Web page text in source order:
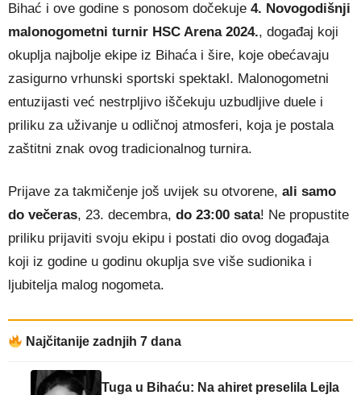
Bihać i ove godine s ponosom dočekuje 4. Novogodišnji
malonogometni turnir HSC Arena 2024., događaj koji
okuplja najbolje ekipe iz Bihaća i šire, koje obećavaju
zasigurno vrhunski sportski spektakl. Malonogometni
entuzijasti već nestrpljivo iščekuju uzbudljive duele i
priliku za uživanje u odličnoj atmosferi, koja je postala
zaštitni znak ovog tradicionalnog turnira.
Prijave za takmičenje još uvijek su otvorene, ali samo
do večeras, 23. decembra, do 23:00 sata! Ne propustite
priliku prijaviti svoju ekipu i postati dio ovog događaja
koji iz godine u godinu okuplja sve više sudionika i
ljubitelja malog nogometa.
Najčitanije zadnjih 7 dana
Tuga u Bihaću: Na ahiret preselila Lejla